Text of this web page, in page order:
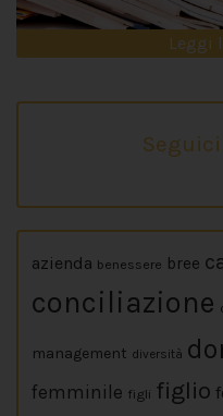
Leggi
azienda benessere bree
conciliazione
management diversità
femminile figli figlio